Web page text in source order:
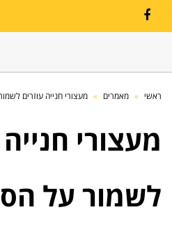
ראשי » מאמרים » מעצורי חנייה עוזרים
מעצורי
לשמור על